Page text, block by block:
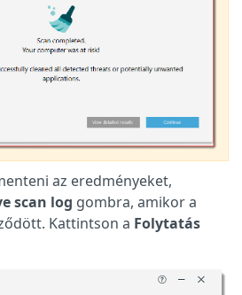
az eredményeket,
scan log gombra, amikor a
Kattintson a Folytatás